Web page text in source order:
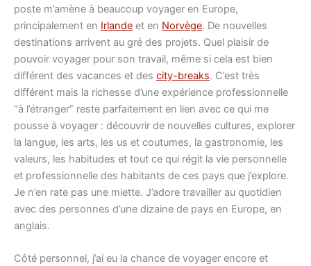
poste m’amène à beaucoup voyager en Europe,
principalement en Irlande et en Norvège. De nouvelles
destinations arrivent au gré des projets. Quel plaisir de
pouvoir voyager pour son travail, même si cela est bien
différent des vacances et des city-breaks. C’est très
différent mais la richesse d’une expérience professionnelle
“à l’étranger” reste parfaitement en lien avec ce qui me
pousse à voyager : découvrir de nouvelles cultures, explorer
la langue, les arts, les us et coutumes, la gastronomie, les
valeurs, les habitudes et tout ce qui régit la vie personnelle
et professionnelle des habitants de ces pays que j’explore.
Je n’en rate pas une miette. J’adore travailler au quotidien
avec des personnes d’une dizaine de pays en Europe, en
anglais.
Côté personnel, j’ai eu la chance de voyager encore et